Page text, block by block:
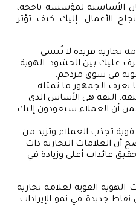
الأساسية لمؤسسة ناجحة،
الأعمال. إليك كيف تؤثر
تجارية فريدة لا تُنسى
عليك بين الحشود. الهوية
في سوق مزدحم.
يعرف الجمهور ما تمثله
الثقة هي الأساس الذي
أن العملاء سيعودون إليك
قوية تجذب العملاء وتزيد من
أن العلامات التجارية ذات
عائدات أعلى وزيادة في
القوية لعلامة تجارية
جديدة في نمو الإيرادات.